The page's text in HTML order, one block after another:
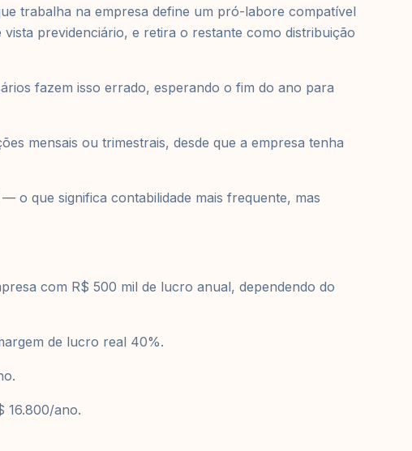
trabalha na empresa define um pró-labore compatível
previdenciário, e retira o restante como distribuição
fazem isso errado, esperando o fim do ano para
mensais ou trimestrais, desde que a empresa tenha
o que significa contabilidade mais frequente, mas
com R$ 500 mil de lucro anual, dependendo do
de lucro real 40%.
16.800/ano.